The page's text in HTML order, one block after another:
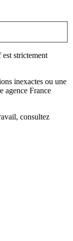
strictement
inexactes ou une
agence France
, consultez